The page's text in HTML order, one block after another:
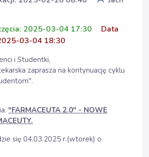
2025-03-04 17:30
Data
03-04 18:30
i Studentki,
zaprasza na kontynuację cyklu
"FARMACEUTA 2.0" - NOWE
się 04.03.2025 r.(wtorek) o